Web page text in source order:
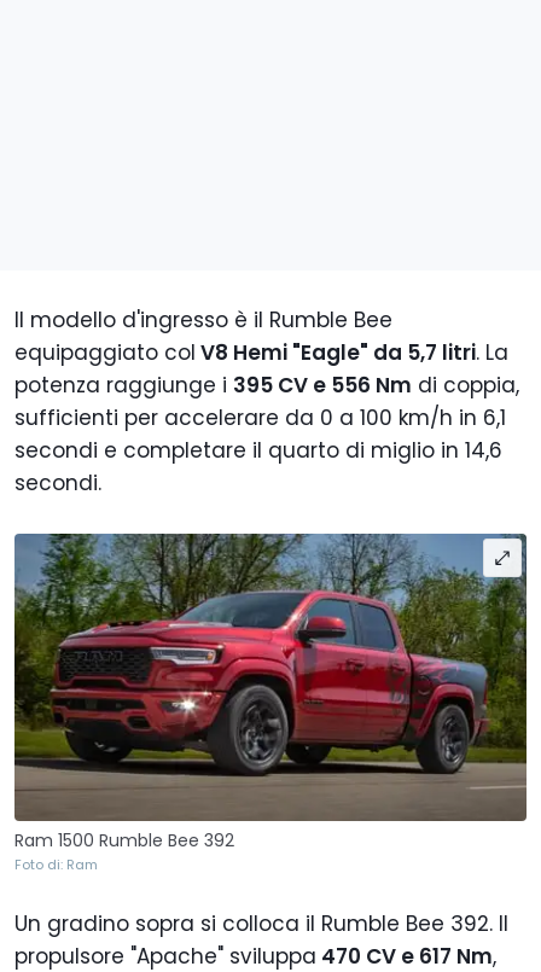
Il modello d'ingresso è il Rumble Bee
equipaggiato col V8 Hemi "Eagle" da 5,7 litri. La
potenza raggiunge i 395 CV e 556 Nm di coppia,
sufficienti per accelerare da 0 a 100 km/h in 6,1
secondi e completare il quarto di miglio in 14,6
secondi.
Ram 1500 Rumble Bee 392
Foto di: Ram
Un gradino sopra si colloca il Rumble Bee 392. Il
propulsore "Apache" sviluppa 470 CV e 617 Nm,